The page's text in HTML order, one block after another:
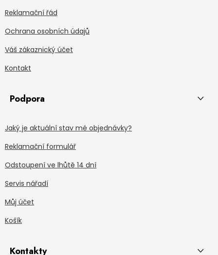
Reklamační řád
Ochrana osobních údajů
Váš zákaznický účet
Kontakt
Podpora
Jaký je aktuální stav mé objednávky?
Reklamační formulář
Odstoupení ve lhůtě 14 dní
Servis nářadí
Můj účet
Košík
Kontakty